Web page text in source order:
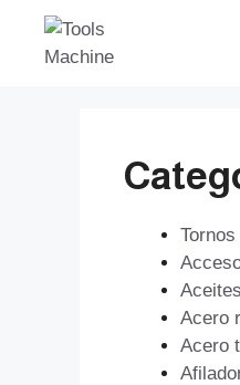
Saltar
contenido
Aceites
Acero
Acero